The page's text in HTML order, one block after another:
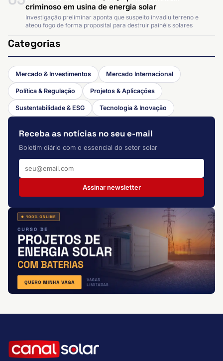
criminoso em usina de energia solar
Investigação preliminar aponta que suspeito invadiu terreno e
ateou fogo de forma proposital para destruir painéis solares
Categorias
Mercado & Investimentos Mercado Internacional
Política & Regulação Projetos & Aplicações
Sustentabilidade & ESG Tecnologia & Inovação
Receba as notícias no seu e-mail
Boletim diário com o essencial do setor solar
Assinar newsletter